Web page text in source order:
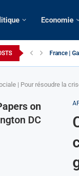
Economie
France |
| Pour résoudre la
on
DC